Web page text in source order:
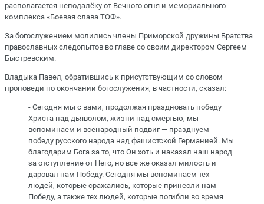
располагается неподалёку от Вечного огня и мемориального
комплекса «Боевая слава ТОФ».
За богослужением молились члены Приморской дружины Братства
православных следопытов во главе со своим директором Сергеем
Быстревским.
Владыка Павел, обратившись к присутствующим со словом
проповеди по окончании богослужения, в частности, сказал:
- Сегодня мы с вами, продолжая праздновать победу
Христа над дьяволом, жизни над смертью, мы
вспоминаем и всенародный подвиг — празднуем
победу русского народа над фашистской Германией. Мы
благодарим Бога за то, что Он хоть и наказал наш народ
за отступление от Него, но все же оказал милость и
даровал нам Победу. Сегодня мы вспоминаем тех
людей, которые сражались, которые принесли нам
Победу, а также тех людей, которые погибли во время